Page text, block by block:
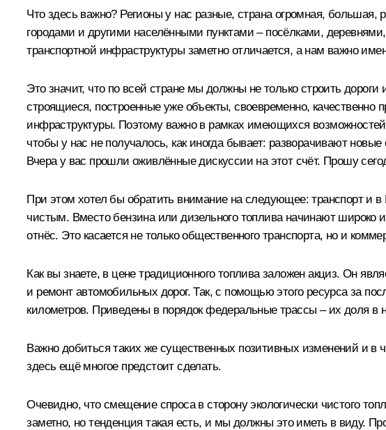
Что здесь важно? Регионы у нас разные, страна огромная,
городами и другими населёнными пунктами – посёлками,
транспортной инфраструктуры заметно отличается, а нам важно
Это значит, что по всей стране мы должны не только строить
строящиеся, построенные уже объекты, своевременно, качественно
инфраструктуры. Поэтому важно в рамках имеющихся
чтобы у нас не получалось, как иногда бывает: разворачивают
Вчера у вас прошли оживлённые дискуссии на этот счёт. Прошу
При этом хотел бы обратить внимание на следующее: транспорт и
чистым. Вместо бензина или дизельного топлива начинают широко
отнёс. Это касается не только общественного транспорта, но и
Как вы знаете, в цене традиционного топлива заложен акциз. Он
и ремонт автомобильных дорог. Так, с помощью этого ресурса за
километров. Приведены в порядок федеральные трассы – их доля в
Важно добиться таких же существенных позитивных изменений и в
здесь ещё многое предстоит сделать.
Очевидно, что смещение спроса в сторону экологически чистого
заметно, но тенденция такая есть, и мы должны это иметь в виду.